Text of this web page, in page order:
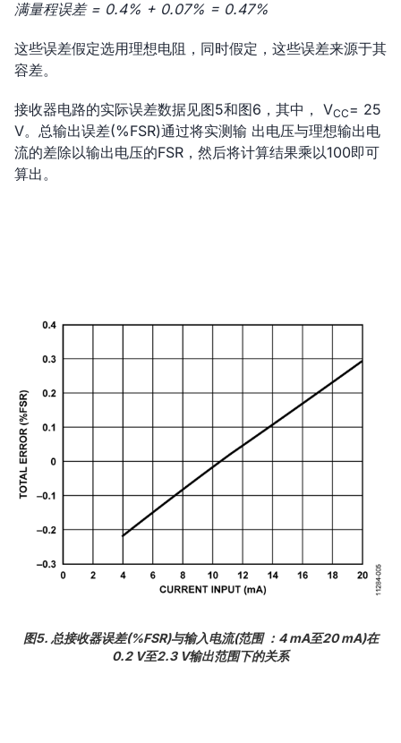
满量程误差 = 0.4% + 0.07% = 0.47%
这些误差假定选用理想电阻，同时假定，这些误差来源于其
容差。
接收器电路的实际误差数据见图5和图6，其中， VCC= 25
V。总输出误差(%FSR)通过将实测输 出电压与理想输出电
流的差除以输出电压的FSR，然后将计算结果乘以100即可
算出。
图5. 总接收器误差(%FSR)与输入电流(范围 ：4 mA至20 mA)在
0.2 V至2.3 V输出范围下的关系